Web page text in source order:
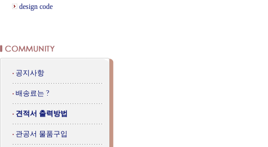
design code
공지사항
배송료는 ?
견적서 출력방법
관공서 물품구입